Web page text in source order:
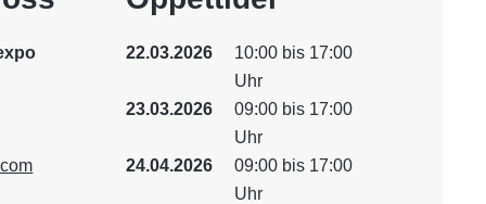
22.03.2026
10:00 bis 17:00
Uhr
23.03.2026
09:00 bis 17:00
Uhr
24.04.2026
09:00 bis 17:00
Uhr